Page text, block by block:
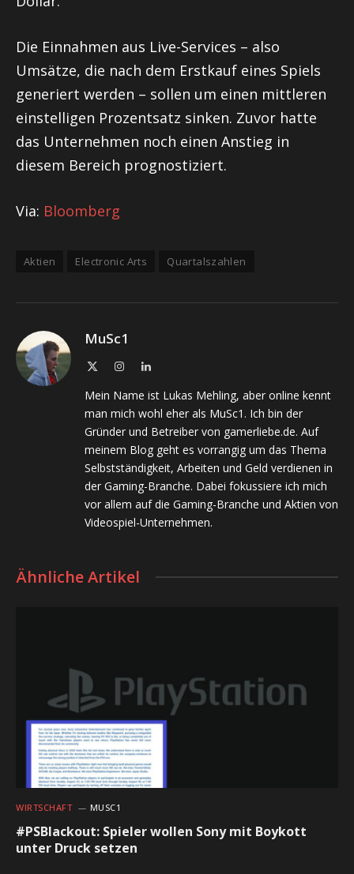
Die Einnahmen aus Live-Services – also
Umsätze, die nach dem Erstkauf eines Spiels
generiert werden – sollen um einen mittleren
einstelligen Prozentsatz sinken. Zuvor hatte
das Unternehmen noch einen Anstieg in
diesem Bereich prognostiziert.
Via: Bloomberg
Aktien Electronic Arts Quartalszahlen
MuSc1
InstagramLinkedIn
Mein Name ist Lukas Mehling, aber online kennt
man mich wohl eher als MuSc1. Ich bin der
Gründer und Betreiber von gamerliebe.de. Auf
meinem Blog geht es vorrangig um das Thema
Selbstständigkeit, Arbeiten und Geld verdienen in
der Gaming-Branche. Dabei fokussiere ich mich
vor allem auf die Gaming-Branche und Aktien von
Videospiel-Unternehmen.
Ähnliche Artikel
WIRTSCHAFT MUSC1
#PSBlackout: Spieler wollen Sony mit Boykott
unter Druck setzen